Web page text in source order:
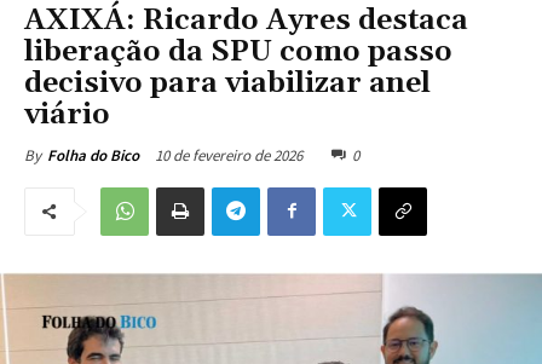
AXIXÁ: Ricardo Ayres destaca
liberação da SPU como passo
decisivo para viabilizar anel
viário
By Folha do Bico 10 de fevereiro de 2026 0